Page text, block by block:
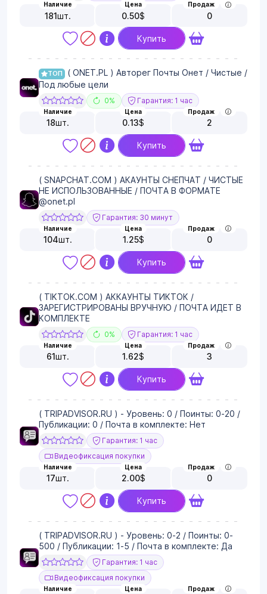
Наличие
181шт.
Цена
0.50$
Продаж
0
Купить
ТОП
( ONET.PL ) Авторег Почты Онет / Чистые /
Под любые цели
0% Гарантия: 1 час
Наличие
18шт.
Цена
0.13$
Продаж
2
Купить
( SNAPCHAT.COM ) АКАУНТЫ СНЕПЧАТ / ЧИСТЫЕ
НЕ ИСПОЛЬЗОВАННЫЕ / ПОЧТА В ФОРМАТЕ
@onet.pl
Гарантия: 30 минут
Наличие
104шт.
Цена
1.25$
Продаж
0
Купить
( TIKTOK.COM ) АККАУНТЫ ТИКТОК /
ЗАРЕГИСТРИРОВАНЫ ВРУЧНУЮ / ПОЧТА ИДЕТ В
КОМПЛЕКТЕ
0% Гарантия: 1 час
Наличие
61шт.
Цена
1.62$
Продаж
3
Купить
( TRIPADVISOR.RU ) - Уровень: 0 / Поинты: 0-20 /
Публикации: 0 / Почта в комплекте: Нет
Гарантия: 1 час
Видеофиксация покупки
Наличие
17шт.
Цена
2.00$
Продаж
0
Купить
( TRIPADVISOR.RU ) - Уровень: 0-2 / Поинты: 0-
500 / Публикации: 1-5 / Почта в комплекте: Да
Гарантия: 1 час
Видеофиксация покупки
Наличие Цена Продаж